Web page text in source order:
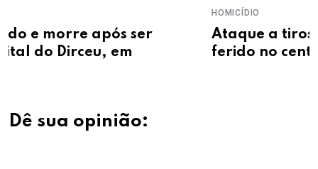
Ataque a tiros deixa um morto e um
ferido no centro de Matias Olímpio
Dê sua opinião: